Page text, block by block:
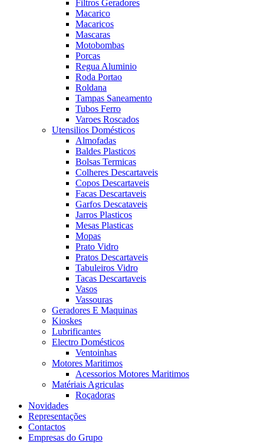
Filtros Geradores
Macarico
Macaricos
Mascaras
Motobombas
Porcas
Regua Aluminio
Roda Portao
Roldana
Tampas Saneamento
Tubos Ferro
Varoes Roscados
Utensilios Domésticos
Almofadas
Baldes Plasticos
Bolsas Termicas
Colheres Descartaveis
Copos Descartaveis
Facas Descartaveis
Garfos Descataveis
Jarros Plasticos
Mesas Plasticas
Mopas
Prato Vidro
Pratos Descartaveis
Tabuleiros Vidro
Tacas Descartaveis
Vasos
Vassouras
Geradores E Maquinas
Kioskes
Lubrificantes
Electro Domésticos
Ventoinhas
Motores Maritimos
Acessorios Motores Maritimos
Matériais Agriculas
Roçadoras
Novidades
Representações
Contactos
Empresas do Grupo